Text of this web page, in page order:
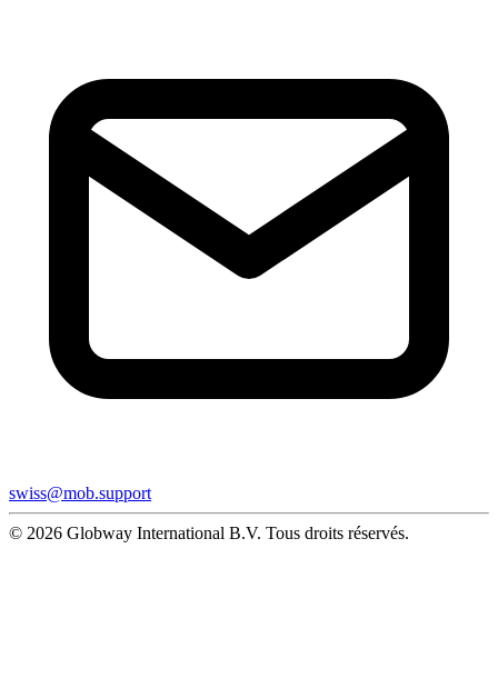
swiss@mob.support
© 2026 Globway International B.V. Tous droits réservés.